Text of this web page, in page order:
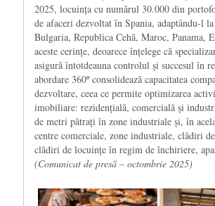
2025, locuința cu numărul 30.000 din
de afaceri dezvoltat în Spania, adaptându-l
Bulgaria, Republica Cehă, Maroc, Panama,
aceste cerințe, deoarece înțelege că
asigură întotdeauna controlul și succesul în
abordare 360º consolidează capacitatea
dezvoltare, ceea ce permite optimizarea
imobiliare: rezidențială, comercială și
de metri pătrați în zone industriale și, în
centre comerciale, zone industriale, clădiri
clădiri de locuințe în regim de închiriere,
(Comunicat de presă – octombrie 2025)